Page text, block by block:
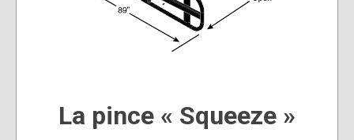
La pince « Squeeze »